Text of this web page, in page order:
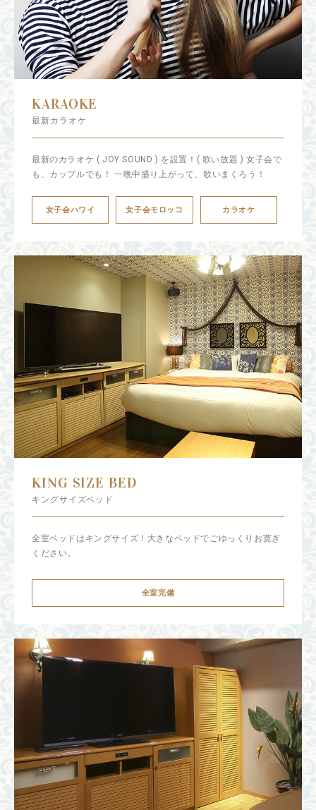
KARAOKE
最新カラオケ
最新のカラオケ ( JOY SOUND ) を設置！( 歌い放題 ) 女子会で
も、カップルでも！ 一晩中盛り上がって、歌いまくろう！
女子会ハワイ 女子会モロッコ カラオケ
KING SIZE BED
キングサイズベッド
全室ベッドはキングサイズ！大きなベッドでごゆっくりお寛ぎ
ください。
全室完備